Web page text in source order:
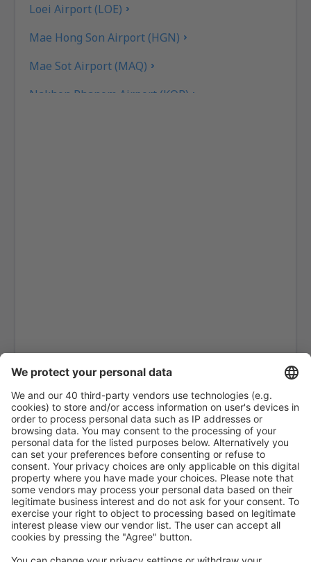
Loei Airport (LOE)
Mae Hong Son Airport (HGN)
Mae Sot Airport (MAQ)
Nakhon Phanom Airport (KOP)
Sakon Nakhon Airport (SNO)
Sukhothai Airport (THS)
Surat Thani Airport (URT)
Bangkok
Trang Airport (TST)
Trat Airport (TDX)
Ubon Ratchathani Airport (UBP)